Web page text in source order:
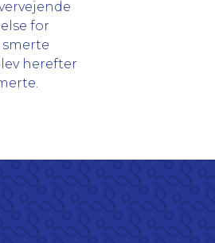
for
herefter